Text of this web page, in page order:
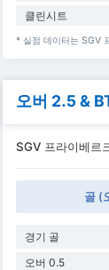
클린시트
* 실점 데이터는 SGV
오버 2.5 &
SGV 프라이베르
골 (
경기 골
오버 0.5